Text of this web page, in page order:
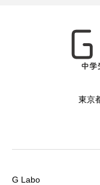
東京
G Labo